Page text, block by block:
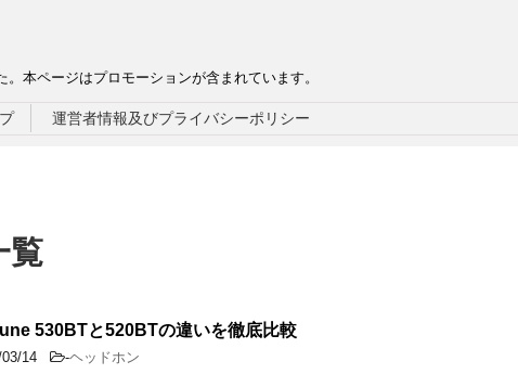
本ページはプロモーションが含まれています。
運営者情報及びプライバシーポリシー
覧
530BTと520BTの違いを徹底比較
14 -ヘッドホン